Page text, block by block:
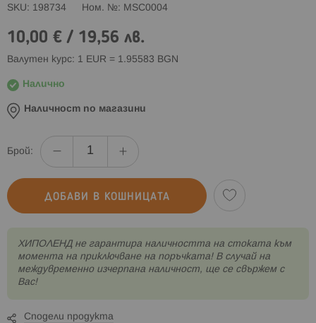
SKU 198734 Ном. № MSC0004
10,00 € / 19,56 лв.
Валутен курс: 1 EUR = 1.95583 BGN
Налично
Наличност по магазини
Брой:
ДОБАВИ В КОШНИЦАТА
XИПОЛЕНД не гарантира наличността на стоката към
момента на приключване на поръчката! В случай на
междувременно изчерпана наличност, ще се свържем с
Вас!
Сподели продукта